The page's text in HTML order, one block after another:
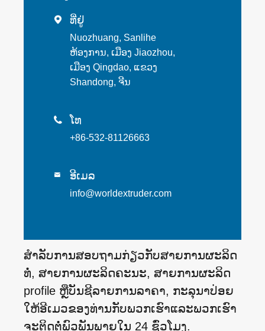
 ທີ່ຢູ່
Nuozhuang, Sanlihe
ຫ້ອງການ, ເມືອງ Jiaozhou,
ເມືອງ Qingdao, ແຂວງ
Shandong, ຈີນ
 ໂທ
+86-532-81126663
 ອີເມລ
info@worldextruder.com
ສໍາ​ລັບ​ການ​ສອບ​ຖາມ​ກ່ຽວ​ກັບ​ສາຍ​ການ​ຜະ​ລິດ​
ທໍ່​, ສາຍ​ການ​ຜະ​ລິດ​ຄະ​ນະ​, ສາຍ​ການ​ຜະ​ລິດ
profile ຫຼື​ບັນ​ຊີ​ລາຍ​ການ​ລາ​ຄາ​, ກະ​ລຸ​ນາ​ປ່ອຍ​
ໃຫ້​ອີ​ເມວ​ຂອງ​ທ່ານ​ກັບ​ພວກ​ເຮົາ​ແລະ​ພວກ​ເຮົາ​
ຈະ​ຕິດ​ຕໍ່​ພົວ​ພັນ​ພາຍ​ໃນ 24 ຊົ່ວ​ໂມງ​.